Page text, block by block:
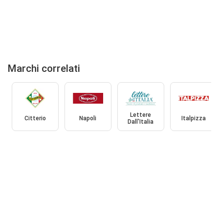
Marchi correlati
Citterio Napoli
Lettere
Dall'Italia
Italpizza